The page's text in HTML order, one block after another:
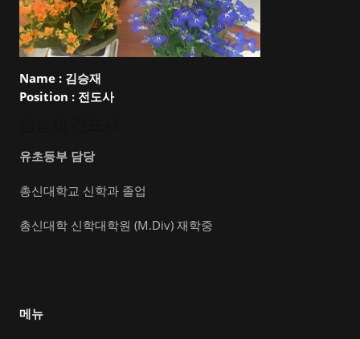
Name : 김승재
Position : 전도사
유초등부 담당
총신대학교 신학과 졸업
총신대학 신학대학원 (M.Div) 재학중
메뉴